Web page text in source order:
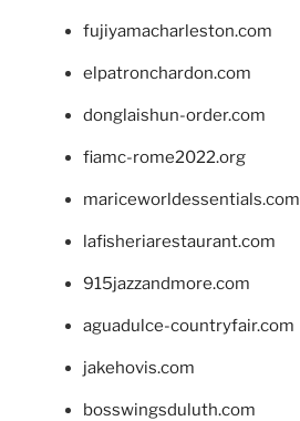
fujiyamacharleston.com
elpatronchardon.com
donglaishun-order.com
fiamc-rome2022.org
mariceworldessentials.com
lafisheriarestaurant.com
915jazzandmore.com
aguadulce-countryfair.com
jakehovis.com
bosswingsduluth.com